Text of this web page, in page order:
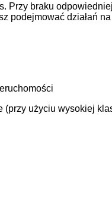
braku
działań
użyciu wysokiej